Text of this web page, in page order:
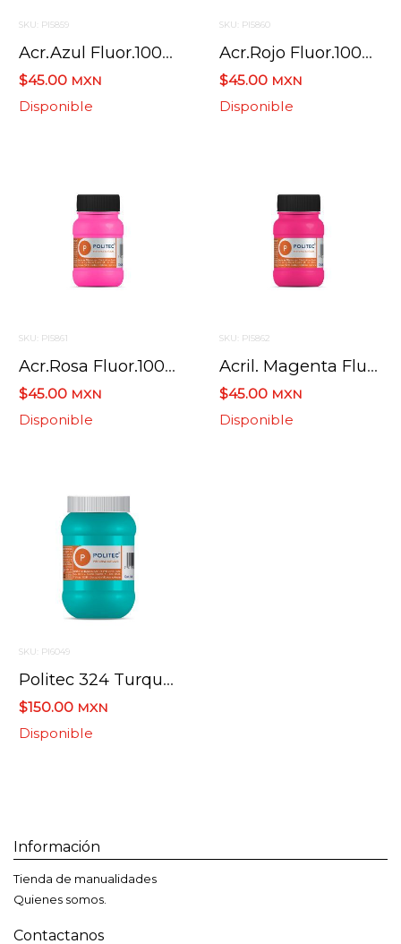
SKU: PI5859
Acr.azul Fluor.100ml.l-800
$45.00 MXN
Disponible
SKU: PI5860
Acr.rojo Fluor.100ml.l-800
$45.00 MXN
Disponible
SKU: PI5861
Acr.rosa Fluor.100ml.l-800
$45.00 MXN
Disponible
SKU: PI5862
Acril. Magenta Fluor 100 Ml L- 800
$45.00 MXN
Disponible
SKU: PI6049
Politec 324 Turquesa 500 Ml Pintura Acrilica
$150.00 MXN
Disponible
Información
Tienda de manualidades
Quienes somos.
Contactanos